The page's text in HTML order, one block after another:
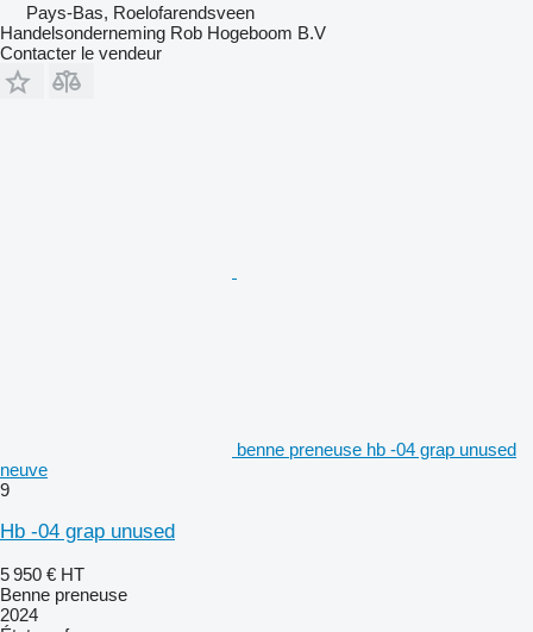
Pays-Bas, Roelofarendsveen
Handelsonderneming Rob Hogeboom B.V
Contacter le vendeur
benne preneuse hb -04 grap unused
neuve
9
Hb -04 grap unused
5 950 € HT
Benne preneuse
2024